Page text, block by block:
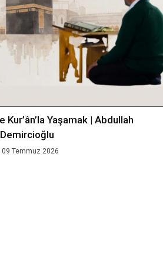
Kur’ân’la Yaşamak | Abdullah
Demircioğlu
09 Temmuz 2026